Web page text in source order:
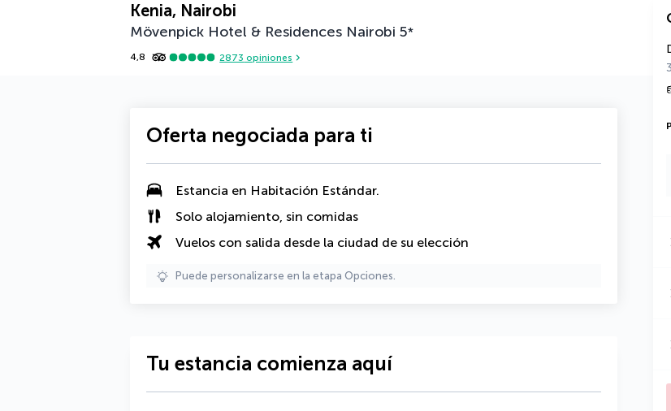
Kenia, Nairobi
Mövenpick Hotel & Residences Nairobi 5*
4,8 2873 opiniones
Oferta negociada para ti
Estancia en Habitación Estándar.
Solo alojamiento, sin comidas
Vuelos con salida desde la ciudad de su elección
Puede personalizarse en la etapa Opciones.
Tu estancia comienza aquí